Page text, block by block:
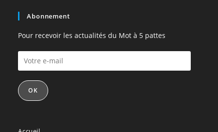
Abonnement
Pour recevoir les actualités du Mot à 5 pattes
OK